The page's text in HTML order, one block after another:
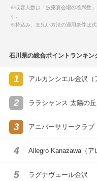
※収容人数は「披露宴会場の着席数
す。
※持込み、支払い方法の適用条件は式
石川県の総合ポイントランキン
1 アルカンシエル金沢（
2 ララシャンス 太陽の丘
3 アニバーサリークラブ
4 Allegro Kanazawa（ア
5 ラグナヴェール金沢